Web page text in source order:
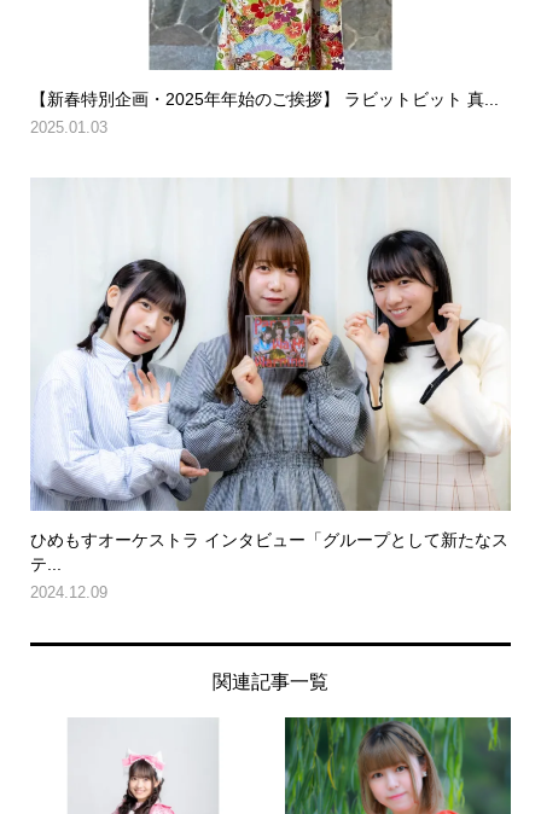
【新春特別企画・2025年年始のご挨拶】 ラビットビット 真...
2025.01.03
ひめもすオーケストラ インタビュー「グループとして新たなス
テ...
2024.12.09
関連記事一覧